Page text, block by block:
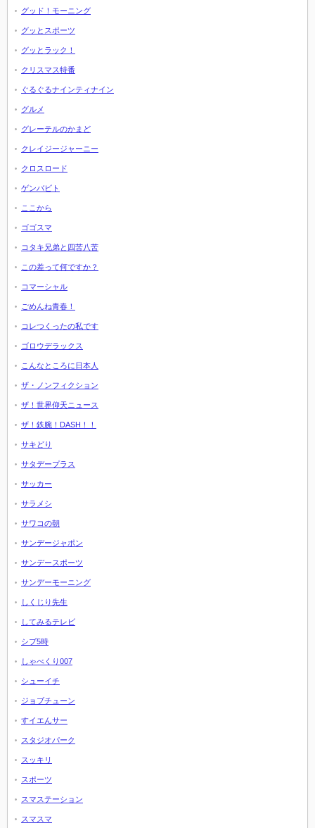
グッド！モーニング
グッとスポーツ
グッとラック！
クリスマス特番
ぐるぐるナインティナイン
グルメ
グレーテルのかまど
クレイジージャーニー
クロスロード
ゲンバビト
ここから
ゴゴスマ
コタキ兄弟と四苦八苦
この差って何ですか？
コマーシャル
ごめんね青春！
コレつくったの私です
ゴロウデラックス
こんなところに日本人
ザ・ノンフィクション
ザ！世界仰天ニュース
ザ！鉄腕！DASH！！
サキどり
サタデープラス
サッカー
サラメシ
サワコの朝
サンデージャポン
サンデースポーツ
サンデーモーニング
しくじり先生
してみるテレビ
シブ5時
しゃべくり007
シューイチ
ジョブチューン
すイエんサー
スタジオパーク
スッキリ
スポーツ
スマステーション
スマスマ